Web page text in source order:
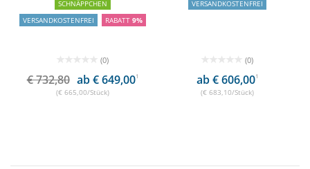
SCHNÄPPCHEN
VERSANDKOSTENFREI
RABATT 9%
(0)
€ 732,80 ab € 649,001
(€ 665,00/Stück)
VERSANDKOSTENFREI
(0)
ab € 606,001
(€ 683,10/Stück)